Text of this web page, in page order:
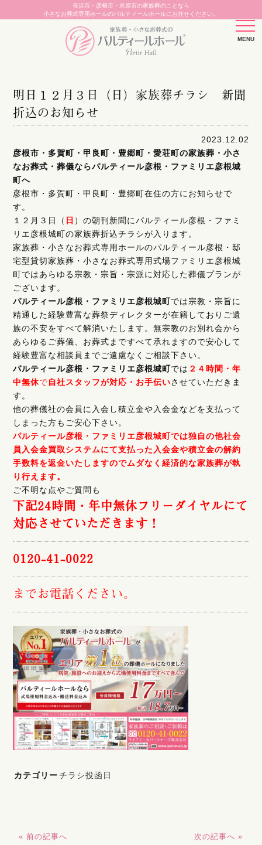
長浜市・彦根市・米原市の家族葬のことなら
小さなお葬式専用ホールのパルティールホールにお任せください。
明日１２月３日（日）家族葬チラシ 新聞
折込のお知らせ
2023.12.02
彦根市・多賀町・甲良町・豊郷町・愛荘町の家族葬・小さ
なお葬式・葬儀ならパルティール彦根・ファミリエ彦根城
町へ
彦根市・多賀町・甲良町・豊郷町在住の方にお知らせで
す。
１２月３日（ 日 ）の朝刊新聞にパルティール彦根・ファミ
リエ彦根城町の家族葬折込チラシが入ります。
家族葬・小さなお葬式専用ホールのパルティール彦根・邸
宅型貸切家族葬・小さなお葬式専用式場ファミリエ彦根城
町ではあらゆる宗教・宗旨・宗派に対応した葬儀プランが
ございます。
パルティール彦根・ファミリエ彦根城町では宗教・宗旨に
精通した経験豊富な葬祭ディレクターが在籍しておりご遺
族の不安をすべて解消いたします。無宗教のお別れ会から
あらゆるご葬儀、お葬式まですべて承れますので安心して
経験豊富な相談員までご遠慮なくご相談下さい。
パルティール彦根・ファミリエ彦根城町では ２４時間・年
中無休で自社スタッフが対応・お手伝いさせていただきま
す。
他の葬儀社の会員に入会し積立金や入会金などを支払って
しまった方もご安心下さい。
パルティール彦根・ファミリエ彦根城町では独自の他社会
員入会金買取システムにて支払った入会金や積立金の解約
手数料を返金いたしますのでムダなく経済的な家族葬が執
り行えます。
ご不明な点やご質問も
下記24時間・年中無休フリーダイヤルにて
対応させていただきます！
0120-41-0022
までお電話ください。
カテゴリー チラシ投函日
« 前の記事へ 次の記事へ »